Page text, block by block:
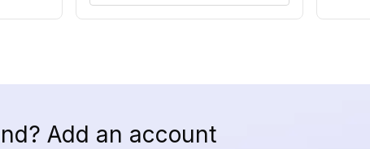
Add an account